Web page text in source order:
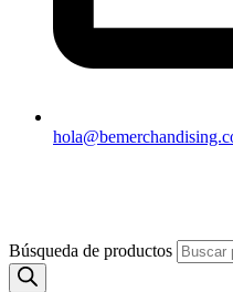
Búsqueda de productos